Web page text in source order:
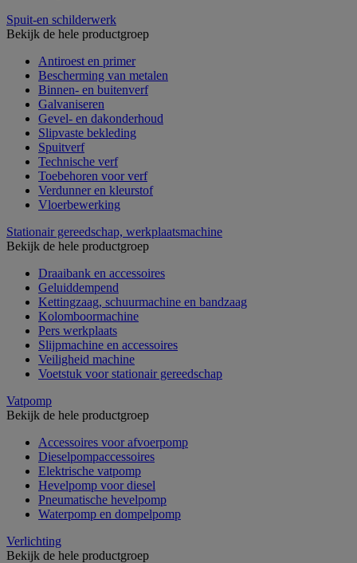
Spuit-en schilderwerk
Bekijk de hele productgroep
Antiroest en primer
Bescherming van metalen
Binnen- en buitenverf
Galvaniseren
Gevel- en dakonderhoud
Slipvaste bekleding
Spuitverf
Technische verf
Toebehoren voor verf
Verdunner en kleurstof
Vloerbewerking
Stationair gereedschap, werkplaatsmachine
Bekijk de hele productgroep
Draaibank en accessoires
Geluiddempend
Kettingzaag, schuurmachine en bandzaag
Kolomboormachine
Pers werkplaats
Slijpmachine en accessoires
Veiligheid machine
Voetstuk voor stationair gereedschap
Vatpomp
Bekijk de hele productgroep
Accessoires voor afvoerpomp
Dieselpompaccessoires
Elektrische vatpomp
Hevelpomp voor diesel
Pneumatische hevelpomp
Waterpomp en dompelpomp
Verlichting
Bekijk de hele productgroep